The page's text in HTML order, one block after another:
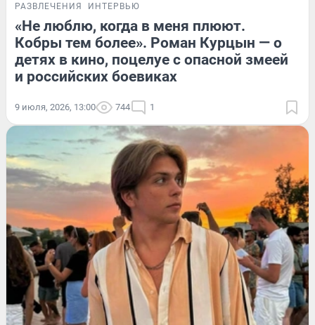
РАЗВЛЕЧЕНИЯ ИНТЕРВЬЮ
«Не люблю, когда в меня плюют.
Кобры тем более». Роман Курцын — о
детях в кино, поцелуе с опасной змеей
и российских боевиках
9 июля, 2026, 13:00 744 1